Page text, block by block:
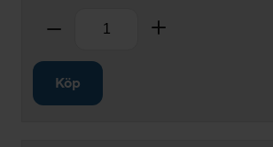
Ta bort
Köp